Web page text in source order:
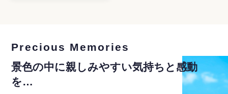
Precious Memories
景色の中に親しみやすい気持ちと感動
を…